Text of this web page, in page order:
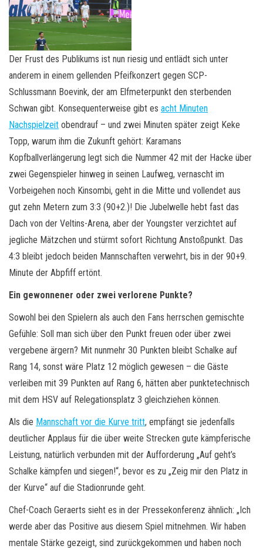
Der Frust des Publikums ist nun riesig und entlädt sich unter
anderem in einem gellenden Pfeifkonzert gegen SCP-
Schlussmann Boevink, der am Elfmeterpunkt den sterbenden
Schwan gibt. Konsequenterweise gibt es acht Minuten
Nachspielzeit obendrauf – und zwei Minuten später zeigt Keke
Topp, warum ihm die Zukunft gehört: Karamans
Kopfballverlängerung legt sich die Nummer 42 mit der Hacke über
zwei Gegenspieler hinweg in seinen Laufweg, vernascht im
Vorbeigehen noch Kinsombi, geht in die Mitte und vollendet aus
gut zehn Metern zum 3:3 (90+2.)! Die Jubelwelle hebt fast das
Dach von der Veltins-Arena, aber der Youngster verzichtet auf
jegliche Mätzchen und stürmt sofort Richtung Anstoßpunkt. Das
4:3 bleibt jedoch beiden Mannschaften verwehrt, bis in der 90+9.
Minute der Abpfiff ertönt.
Ein gewonnener oder zwei verlorene Punkte?
Sowohl bei den Spielern als auch den Fans herrschen gemischte
Gefühle: Soll man sich über den Punkt freuen oder über zwei
vergebene ärgern? Mit nunmehr 30 Punkten bleibt Schalke auf
Rang 14, sonst wäre Platz 12 möglich gewesen – die Gäste
verleiben mit 39 Punkten auf Rang 6, hätten aber punktetechnisch
mit dem HSV auf Relegationsplatz 3 gleichziehen können.
Als die Mannschaft vor die Kurve tritt, empfängt sie jedenfalls
deutlicher Applaus für die über weite Strecken gute kämpferische
Leistung, natürlich verbunden mit der Aufforderung „Auf geht’s
Schalke kämpfen und siegen!“, bevor es zu „Zeig mir den Platz in
der Kurve“ auf die Stadionrunde geht.
Chef-Coach Geraerts sieht es in der Pressekonferenz ähnlich: „Ich
werde aber das Positive aus diesem Spiel mitnehmen. Wir haben
mentale Stärke gezeigt, sind zurückgekommen und haben noch